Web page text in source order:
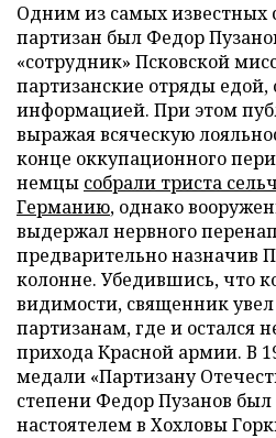
Одним из самых известных
партизан был Федор
«сотрудник» Псковской
партизанские отряды
информацией. При этом
выражая всяческую
конце оккупационного
немцы собрали триста
Германию, однако
выдержал нервного
предварительно назначив
колонне. Убедившись, что
видимости, священник
партизанам, где и остался
прихода Красной армии. В
медали «Партизану
степени Федор Пузанов
настоятелем в Хохловы